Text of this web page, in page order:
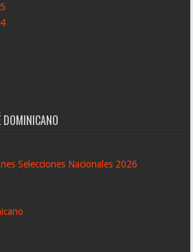
DOMINICANO
Selecciones Nacionales 2026